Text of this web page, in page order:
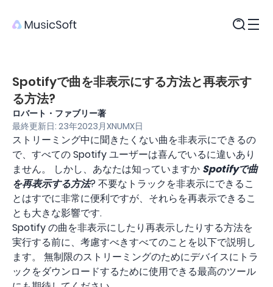
Spotifyで曲を非表示にする方法と再表示す
る方法?
ロバート・ファブリー著
最終更新日: 23年2023月XNUMX日
ストリーミング中に聞きたくない曲を非表示にできるの
で、すべての Spotify ユーザーは喜んでいるに違いあり
ません。 しかし、あなたは知っていますか Spotifyで曲
を再表示する方法? 不要なトラックを非表示にできるこ
とはすでに非常に便利ですが、それらを再表示できるこ
とも大きな影響です.
Spotify の曲を非表示にしたり再表示したりする方法を
実行する前に、考慮すべきすべてのことを以下で説明し
ます。 無制限のストリーミングのためにデバイスにトラ
ックをダウンロードするために使用できる最高のツール